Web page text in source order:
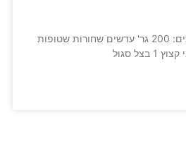
מסבחה עדשים שחורות מצרכים: 200 גר' עדשים שחורות שטופות